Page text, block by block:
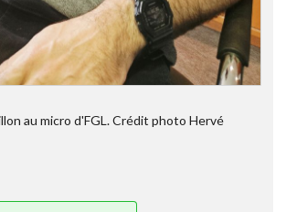
au micro d'FGL. Crédit photo Hervé